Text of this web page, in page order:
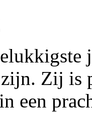
Zij is
een